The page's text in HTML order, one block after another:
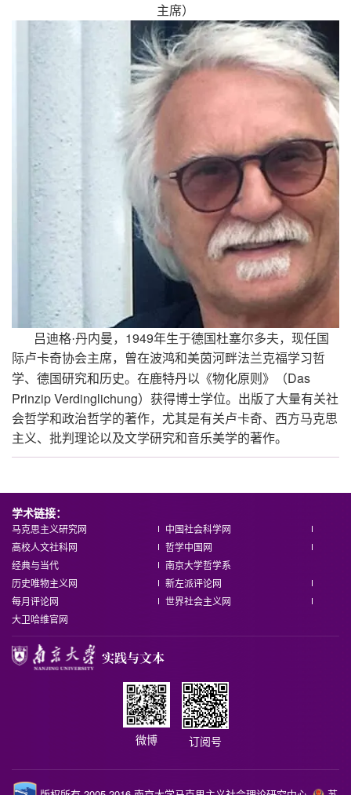
主席）
吕迪格·丹内曼， 1949年生于德国杜塞尔多夫，现任国
际卢卡奇协会主席，曾在波鸿和美茵河畔法兰克福学习哲
学、德国研究和历史。在鹿特丹以《物化原则》（Das
Prinzip Verdinglichung）获得博士学位。出版了大量有关社
会哲学和政治哲学的著作，尤其是有关卢卡奇、西方马克思
主义、批判理论以及文学研究和音乐美学的著作。
学术链接：
马克思主义研究网
中国社会科学网
高校人文社科网
哲学中国网
经典与当代
南京大学哲学系
历史唯物主义网
新左派评论网
每月评论网
世界社会主义网
大卫哈维官网
微博 订阅号